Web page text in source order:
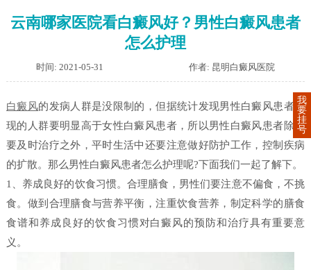
云南哪家医院看白癜风好？男性白癜风患者
怎么护理
时间: 2021-05-31 作者: 昆明白癜风医院
白癜风的发病人群是没限制的，但据统计发现男性白癜风患者出
现的人群要明显高于女性白癜风患者，所以男性白癜风患者除了
要及时治疗之外，平时生活中还要注意做好防护工作，控制疾病
的扩散。那么男性白癜风患者怎么护理呢?下面我们一起了解下。
1、养成良好的饮食习惯。合理膳食，男性们要注意不偏食，不挑
食。做到合理膳食与营养平衡，注重饮食营养，制定科学的膳食
食谱和养成良好的饮食习惯对白癜风的预防和治疗具有重要意
义。
我
要
挂
号